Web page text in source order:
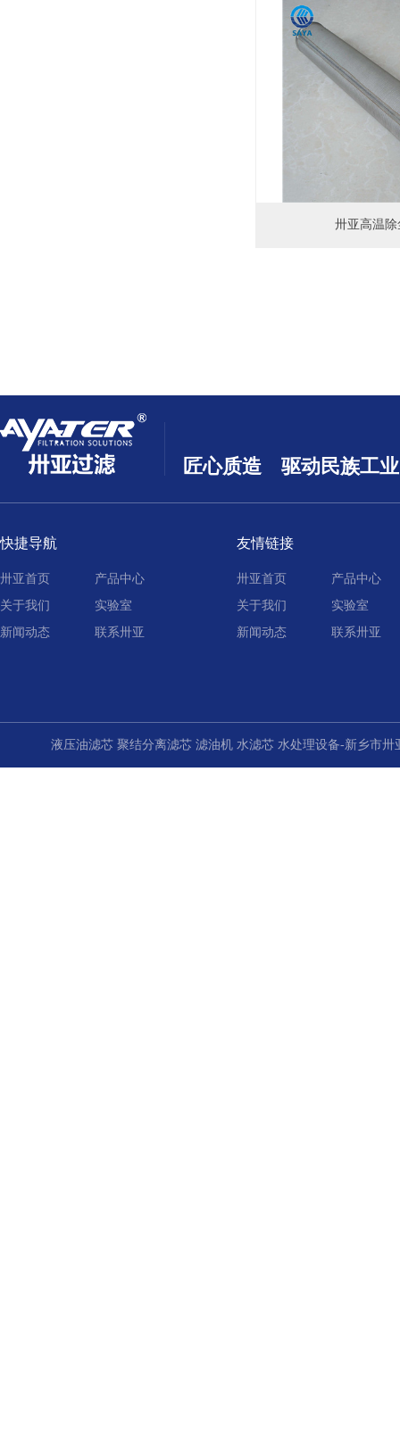
卅亚高温除
匠心质造 驱动民族工业
快捷导航
卅亚首页
产品中心
关于我们
实验室
新闻动态
联系卅亚
友情链接
卅亚首页
产品中心
关于我们
实验室
新闻动态
联系卅亚
液压油滤芯 聚结分离滤芯 滤油机 水滤芯 水处理设备-新乡